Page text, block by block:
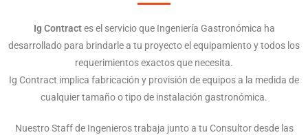
Ig Contractes el servicio que Ingeniería Gastronómica ha
desarrollado para brindarle a tu proyecto el equipamiento y todos los
requerimientos exactos que necesita.
Ig Contract implica fabricación y provisión de equipos a la medida de
cualquier tamaño o tipo de instalación gastronómica.
Nuestro Staff de Ingenieros trabaja junto a tu Consultor desde las